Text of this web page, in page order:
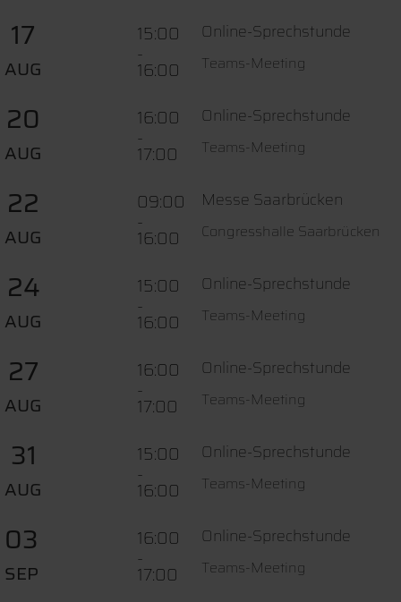
17
AUG
15:00
-
16:00
Online-Sprechstunde
Teams-Meeting
20
AUG
16:00
-
17:00
Online-Sprechstunde
Teams-Meeting
22
AUG
09:00
-
16:00
Messe Saarbrücken
Congresshalle Saarbrücken
24
AUG
15:00
-
16:00
Online-Sprechstunde
Teams-Meeting
27
AUG
16:00
-
17:00
Online-Sprechstunde
Teams-Meeting
31
AUG
15:00
-
16:00
Online-Sprechstunde
Teams-Meeting
03
SEP
16:00
-
17:00
Online-Sprechstunde
Teams-Meeting